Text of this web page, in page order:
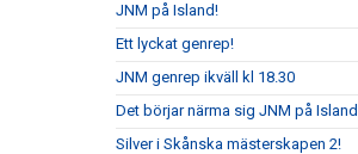
JNM på Island!
Ett lyckat genrep!
JNM genrep ikväll kl 18.30
Det börjar närma sig JNM på
Silver i Skånska mästerskapen 2!